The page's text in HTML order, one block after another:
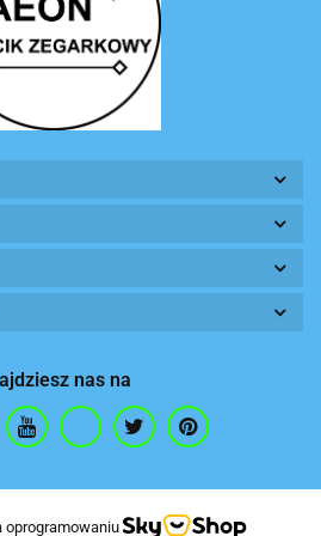
nas na
oprogramowaniu